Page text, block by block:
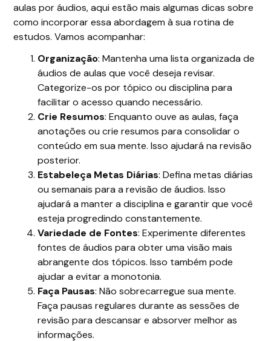
aulas por áudios, aqui estão mais algumas dicas sobre
como incorporar essa abordagem à sua rotina de
estudos. Vamos acompanhar:
Organização: Mantenha uma lista organizada de
áudios de aulas que você deseja revisar.
Categorize-os por tópico ou disciplina para
facilitar o acesso quando necessário.
Crie Resumos: Enquanto ouve as aulas, faça
anotações ou crie resumos para consolidar o
conteúdo em sua mente. Isso ajudará na revisão
posterior.
Estabeleça Metas Diárias: Defina metas diárias
ou semanais para a revisão de áudios. Isso
ajudará a manter a disciplina e garantir que você
esteja progredindo constantemente.
Variedade de Fontes: Experimente diferentes
fontes de áudios para obter uma visão mais
abrangente dos tópicos. Isso também pode
ajudar a evitar a monotonia.
Faça Pausas: Não sobrecarregue sua mente.
Faça pausas regulares durante as sessões de
revisão para descansar e absorver melhor as
informações.